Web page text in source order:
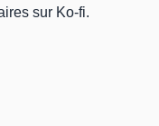
sur Ko-fi.